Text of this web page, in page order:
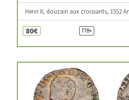
Henri II, douzain aux croissants, 1552
80€ TTB+